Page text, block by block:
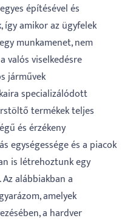
építésével és
így amikor az ügyfelek
munkamenet, nem
valós viselkedésre
járművek
specializálódott
termékek teljes
és érzékeny
egységessége és a piacok
is létrehoztunk egy
alábbiakban a
amelyek
a hardver